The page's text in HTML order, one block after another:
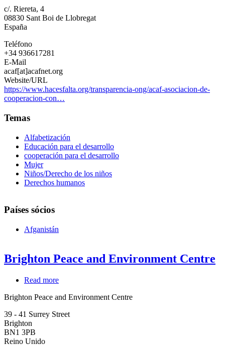
Afganistán
c/. Riereta, 4
08830 Sant Boi de Llobregat
España
Teléfono
+34 936617281
E-Mail
acaf[at]acafnet.org
Website/URL
https://www.hacesfalta.org/transparencia-ong/acaf-asociacion-de-
cooperacion-con…
Temas
Alfabetización
Educación para el desarrollo
cooperación para el desarrollo
Mujer
Niños/Derecho de los niños
Derechos humanos
Países sócios
Afganistán
Brighton Peace and Environment Centre
Read more
Peace
Environment
Brighton Peace and Environment Centre
39 - 41 Surrey Street
Brighton
BN1 3PB
Reino Unido